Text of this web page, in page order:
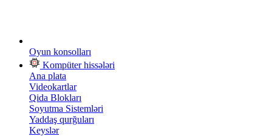
Oyun konsolları
Kompüter hissələri
Ana plata
Videokartlar
Qida Blokları
Soyutma Sistemləri
Yaddaş qurğuları
Keyslər